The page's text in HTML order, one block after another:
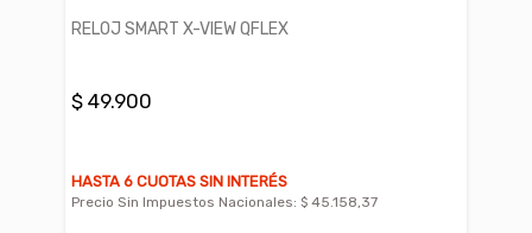
RELOJ SMART X-VIEW QFLEX
$ 49.900
HASTA 6 CUOTAS SIN INTERÉS
Precio Sin Impuestos Nacionales: $ 45.158,37